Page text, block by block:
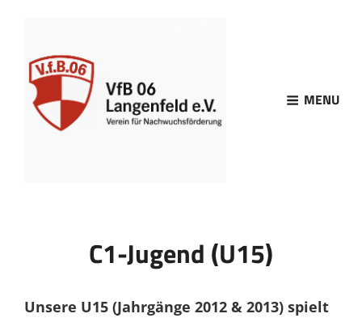
MENU
C1-Jugend (U15)
Unsere U15 (Jahrgänge 2012 & 2013) spielt